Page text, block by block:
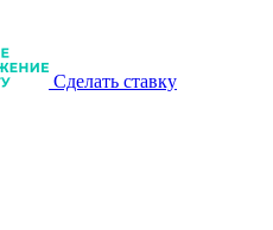
Сделать ставку